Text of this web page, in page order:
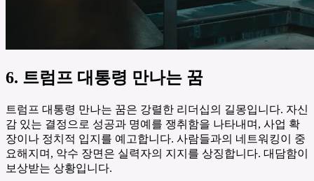
6. 트럼프 대통령 만나는 꿈
트럼프 대통령 만나는 꿈은 강렬한 리더십의 길몽입니다. 자신
감 있는 결정으로 성공과 명예를 쟁취함을 나타내며, 사업 확
장이나 정치적 입지를 예고합니다. 사람들과의 네트워킹이 중
요해지며, 악수 장면은 실력자의 지지를 상징합니다. 대담함이
보상받는 상황입니다.